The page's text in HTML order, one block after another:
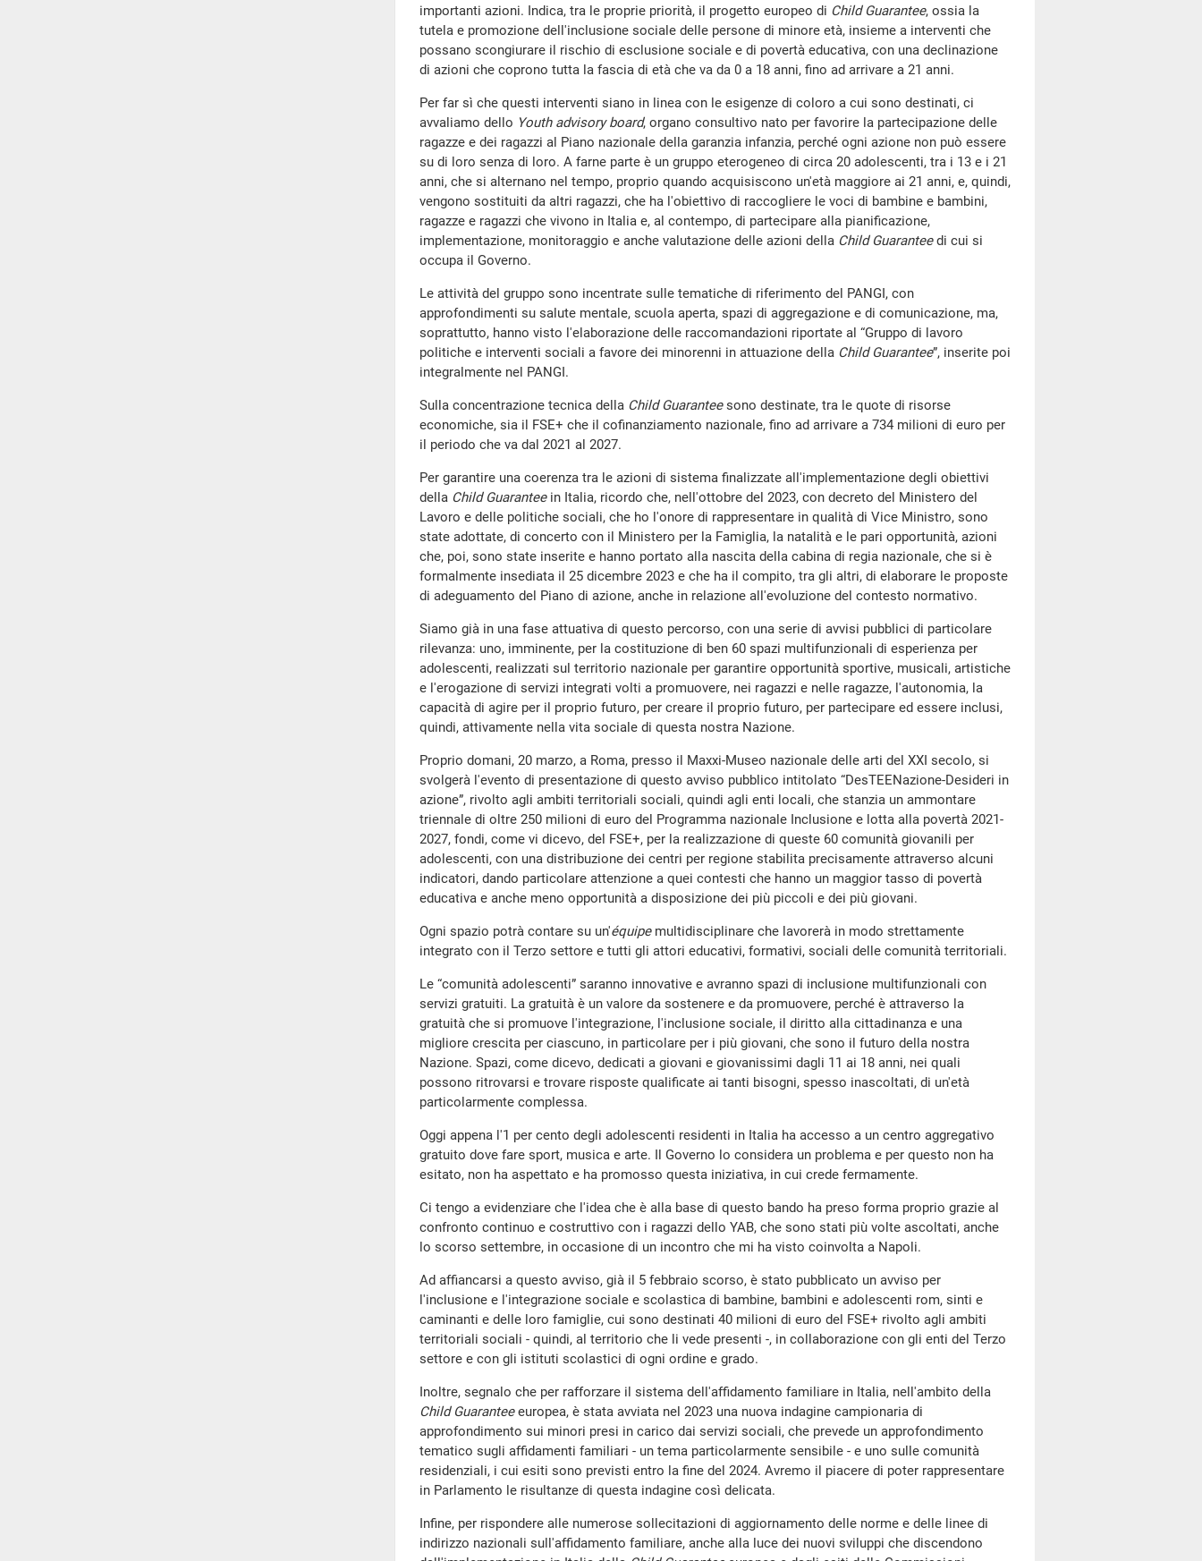
importanti azioni. Indica, tra le proprie priorità, il progetto europeo di Child Guarantee, ossia la
tutela e promozione dell'inclusione sociale delle persone di minore età, insieme a interventi che
possano scongiurare il rischio di esclusione sociale e di povertà educativa, con una declinazione
di azioni che coprono tutta la fascia di età che va da 0 a 18 anni, fino ad arrivare a 21 anni.
Per far sì che questi interventi siano in linea con le esigenze di coloro a cui sono destinati, ci
avvaliamo dello Youth advisory board, organo consultivo nato per favorire la partecipazione delle
ragazze e dei ragazzi al Piano nazionale della garanzia infanzia, perché ogni azione non può essere
su di loro senza di loro. A farne parte è un gruppo eterogeneo di circa 20 adolescenti, tra i 13 e i 21
anni, che si alternano nel tempo, proprio quando acquisiscono un'età maggiore ai 21 anni, e, quindi,
vengono sostituiti da altri ragazzi, che ha l'obiettivo di raccogliere le voci di bambine e bambini,
ragazze e ragazzi che vivono in Italia e, al contempo, di partecipare alla pianificazione,
implementazione, monitoraggio e anche valutazione delle azioni della Child Guaranteedi cui si
occupa il Governo.
Le attività del gruppo sono incentrate sulle tematiche di riferimento del PANGI, con
approfondimenti su salute mentale, scuola aperta, spazi di aggregazione e di comunicazione, ma,
soprattutto, hanno visto l'elaborazione delle raccomandazioni riportate al “Gruppo di lavoro
politiche e interventi sociali a favore dei minorenni in attuazione della Child Guarantee”, inserite poi
integralmente nel PANGI.
Sulla concentrazione tecnica della Child Guaranteesono destinate, tra le quote di risorse
economiche, sia il FSE+ che il cofinanziamento nazionale, fino ad arrivare a 734 milioni di euro per
il periodo che va dal 2021 al 2027.
Per garantire una coerenza tra le azioni di sistema finalizzate all'implementazione degli obiettivi
della Child Guaranteein Italia, ricordo che, nell'ottobre del 2023, con decreto del Ministero del
Lavoro e delle politiche sociali, che ho l'onore di rappresentare in qualità di Vice Ministro, sono
state adottate, di concerto con il Ministero per la Famiglia, la natalità e le pari opportunità, azioni
che, poi, sono state inserite e hanno portato alla nascita della cabina di regia nazionale, che si è
formalmente insediata il 25 dicembre 2023 e che ha il compito, tra gli altri, di elaborare le proposte
di adeguamento del Piano di azione, anche in relazione all'evoluzione del contesto normativo.
Siamo già in una fase attuativa di questo percorso, con una serie di avvisi pubblici di particolare
rilevanza: uno, imminente, per la costituzione di ben 60 spazi multifunzionali di esperienza per
adolescenti, realizzati sul territorio nazionale per garantire opportunità sportive, musicali, artistiche
e l'erogazione di servizi integrati volti a promuovere, nei ragazzi e nelle ragazze, l'autonomia, la
capacità di agire per il proprio futuro, per creare il proprio futuro, per partecipare ed essere inclusi,
quindi, attivamente nella vita sociale di questa nostra Nazione.
Proprio domani, 20 marzo, a Roma, presso il Maxxi-Museo nazionale delle arti del XXI secolo, si
svolgerà l'evento di presentazione di questo avviso pubblico intitolato “DesTEENazione-Desideri in
azione”, rivolto agli ambiti territoriali sociali, quindi agli enti locali, che stanzia un ammontare
triennale di oltre 250 milioni di euro del Programma nazionale Inclusione e lotta alla povertà 2021-
2027, fondi, come vi dicevo, del FSE+, per la realizzazione di queste 60 comunità giovanili per
adolescenti, con una distribuzione dei centri per regione stabilita precisamente attraverso alcuni
indicatori, dando particolare attenzione a quei contesti che hanno un maggior tasso di povertà
educativa e anche meno opportunità a disposizione dei più piccoli e dei più giovani.
Ogni spazio potrà contare su un'équipemultidisciplinare che lavorerà in modo strettamente
integrato con il Terzo settore e tutti gli attori educativi, formativi, sociali delle comunità territoriali.
Le “comunità adolescenti” saranno innovative e avranno spazi di inclusione multifunzionali con
servizi gratuiti. La gratuità è un valore da sostenere e da promuovere, perché è attraverso la
gratuità che si promuove l'integrazione, l'inclusione sociale, il diritto alla cittadinanza e una
migliore crescita per ciascuno, in particolare per i più giovani, che sono il futuro della nostra
Nazione. Spazi, come dicevo, dedicati a giovani e giovanissimi dagli 11 ai 18 anni, nei quali
possono ritrovarsi e trovare risposte qualificate ai tanti bisogni, spesso inascoltati, di un'età
particolarmente complessa.
Oggi appena l'1 per cento degli adolescenti residenti in Italia ha accesso a un centro aggregativo
gratuito dove fare sport, musica e arte. Il Governo lo considera un problema e per questo non ha
esitato, non ha aspettato e ha promosso questa iniziativa, in cui crede fermamente.
Ci tengo a evidenziare che l'idea che è alla base di questo bando ha preso forma proprio grazie al
confronto continuo e costruttivo con i ragazzi dello YAB, che sono stati più volte ascoltati, anche
lo scorso settembre, in occasione di un incontro che mi ha visto coinvolta a Napoli.
Ad affiancarsi a questo avviso, già il 5 febbraio scorso, è stato pubblicato un avviso per
l'inclusione e l'integrazione sociale e scolastica di bambine, bambini e adolescenti rom, sinti e
caminanti e delle loro famiglie, cui sono destinati 40 milioni di euro del FSE+ rivolto agli ambiti
territoriali sociali - quindi, al territorio che li vede presenti -, in collaborazione con gli enti del Terzo
settore e con gli istituti scolastici di ogni ordine e grado.
Inoltre, segnalo che per rafforzare il sistema dell'affidamento familiare in Italia, nell'ambito della
Child Guaranteeeuropea, è stata avviata nel 2023 una nuova indagine campionaria di
approfondimento sui minori presi in carico dai servizi sociali, che prevede un approfondimento
tematico sugli affidamenti familiari - un tema particolarmente sensibile - e uno sulle comunità
residenziali, i cui esiti sono previsti entro la fine del 2024. Avremo il piacere di poter rappresentare
in Parlamento le risultanze di questa indagine così delicata.
Infine, per rispondere alle numerose sollecitazioni di aggiornamento delle norme e delle linee di
indirizzo nazionali sull'affidamento familiare, anche alla luce dei nuovi sviluppi che discendono